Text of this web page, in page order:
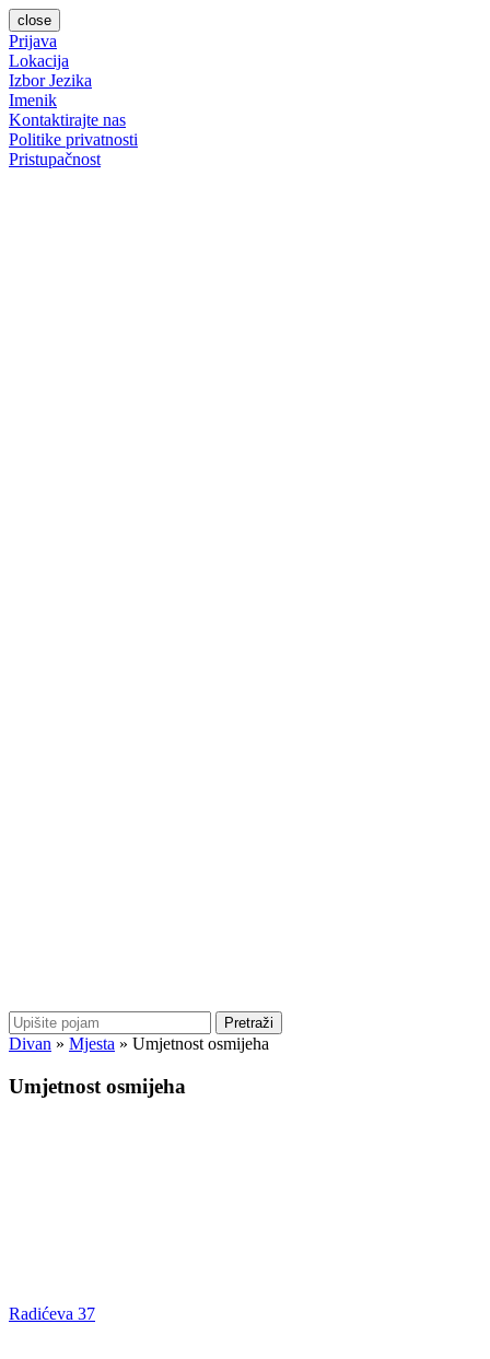
close
Prijava
Lokacija
Izbor Jezika
Imenik
Kontaktirajte nas
Politike privatnosti
Pristupačnost
Pretraži
Divan » Mjesta » Umjetnost osmijeha
Umjetnost osmijeha
Radićeva 37